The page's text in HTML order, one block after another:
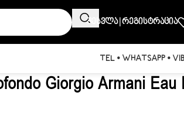
Შესვლა | Რეგისტრაცია
TEL • WHATSAPP •
Giorgio Armani Eau